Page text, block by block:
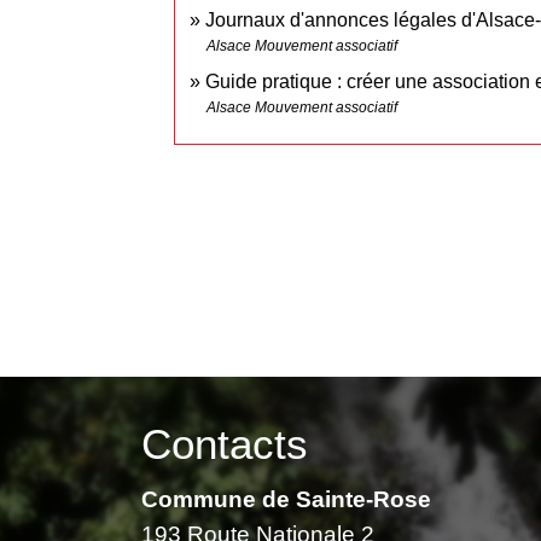
Journaux d'annonces légales
Alsace Mouvement associatif
Guide pratique : créer une association
Alsace Mouvement associatif
Contacts
Commune de Sainte-Rose
193 Route Nationale 2